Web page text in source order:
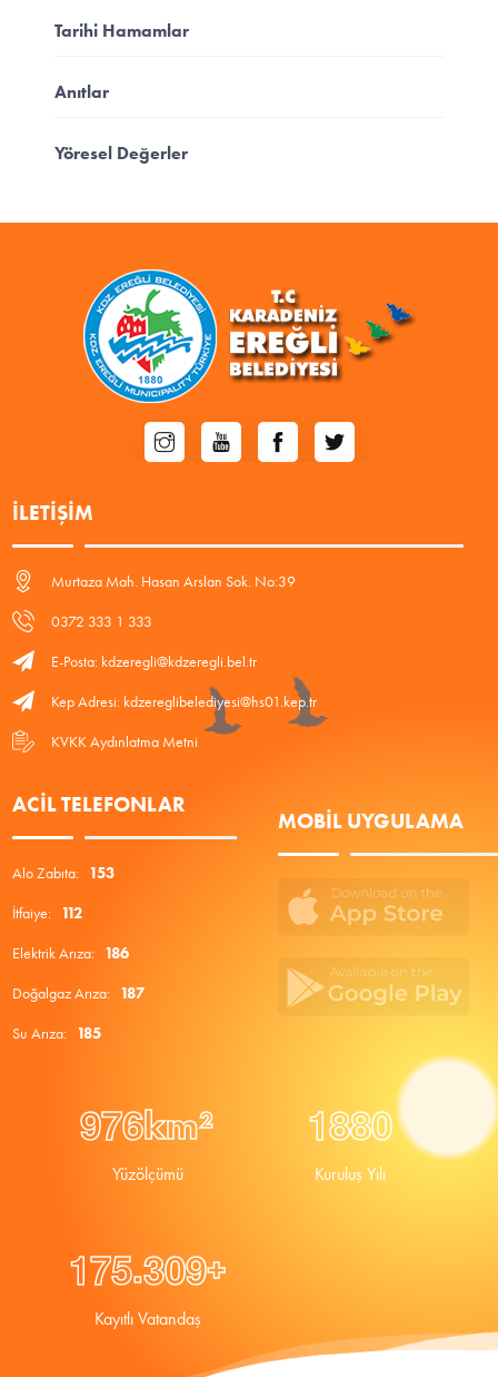
Tarihi Hamamlar
Anıtlar
Yöresel Değerler
İLETIŞIM
Murtaza Mah. Hasan Arslan Sok. No:39
0372 333 1 333
E-Posta: kdzeregli@kdzeregli.bel.tr
Kep Adresi: kdzereglibelediyesi@hs01.kep.tr
KVKK Aydınlatma Metni
ACIL TELEFONLAR
Alo Zabıta: 153
İtfaiye: 112
Elektrik Arıza: 186
Doğalgaz Arıza: 187
Su Arıza: 185
MOBIL UYGULAMA
976km²
Yüzölçümü
1880
Kuruluş Yılı
175.309+
Kayıtlı Vatandaş